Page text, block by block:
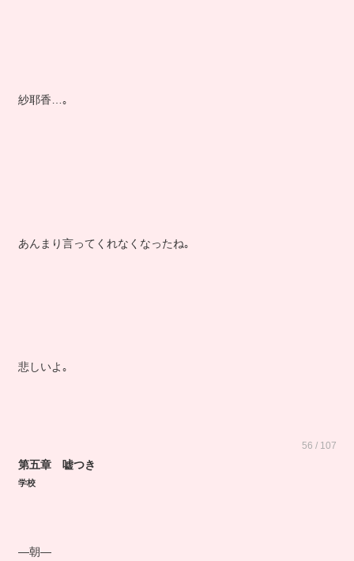
紗耶香…｡
あんまり言ってくれなくなったね｡
悲しいよ｡
56 / 107
第五章 嘘つき
学校
―朝―